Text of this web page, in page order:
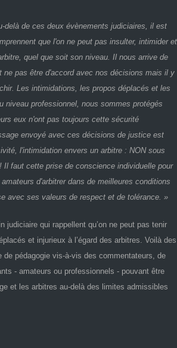
delà de ces deux évènements judiciaires, il est
que l'on ne peut pas insulter, intimider et
quel que soit son niveau. Il nous arrive de
ne pas être d'accord avec nos décisions mais il y
Les intimidations, les propos déplacés et les
niveau professionnel, nous sommes protégés
eux n'ont pas toujours cette sécurité
envoyé avec ces décisions de justice est
l'intimidation envers un arbitre : NON sous
Il faut cette prise de conscience individuelle pour
d'arbitrer dans de meilleures conditions
avec ses valeurs de respect et de tolérance. »
judiciaire qui rappellent qu’on ne peut pas tenir
et injurieux à l’égard des arbitres. Voilà des
pédagogie vis-à-vis des commentateurs, de
- amateurs ou professionnels - pouvant être
et les arbitres au-delà des limites admissibles